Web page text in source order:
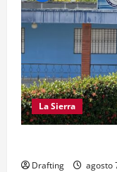
La Sierra
Drafting agosto